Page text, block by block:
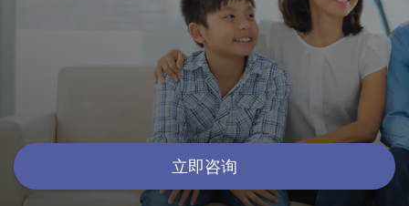
立即咨询